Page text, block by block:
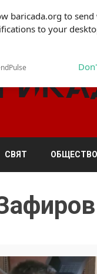
baricada.org to send
to your
За
СВЯТ ОБЩЕСТВО